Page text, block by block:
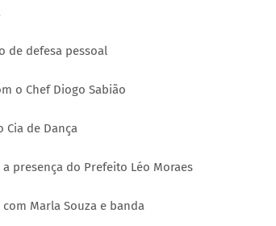
de defesa pessoal
o Chef Diogo Sabião
Cia de Dança
presença do Prefeito Léo Moraes
Marla Souza e banda